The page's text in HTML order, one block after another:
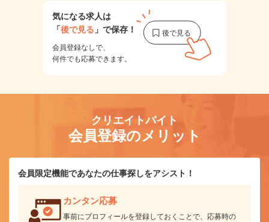
気になる求人は
「後で見る 」で保存！
会員登録なしで、
何件でも応募できます。
クリエイトバイト
会員登録のメリット
会員限定機能であなたの仕事探しをアシスト！
カンタン応募
事前にプロフィールを登録しておくことで、応募時の